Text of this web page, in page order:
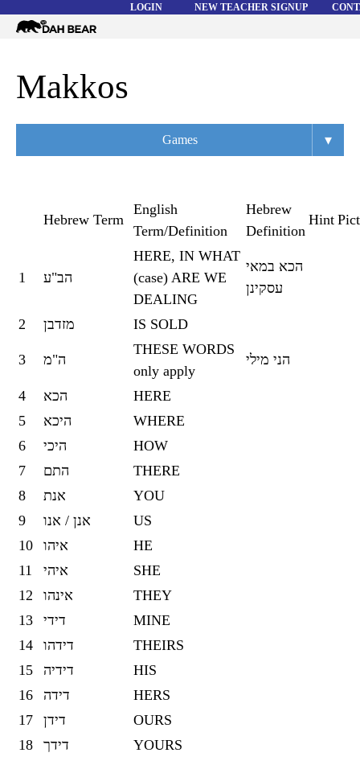
LOGIN NEW TEACHER SIGNUP
Dah
HELP
Makkos
Games
Flashcards
Matching
Asteroids
Quiz
▾
Hebrew Term
English
Term/Definition
Hebrew
Definition
Hint
1 הב"ע
HERE, IN WHAT
(case) ARE WE
DEALING
הכא במאי
עסקינן
2 מזדבן IS SOLD
3 ה"מ
THESE WORDS
only apply
הני מילי
4 הכא
HERE
5
היכא
WHERE
6
היכי
HOW
7
התם
THERE
8
אנת
YOU
9
אנן / אנו
US
10
איהו
HE
11
איהי
SHE
12
אינהו
THEY
13
דידי
MINE
14
דידהו
THEIRS
15
דידיה
HIS
16
דידה
HERS
17
דידן
OURS
18
דידך
YOURS